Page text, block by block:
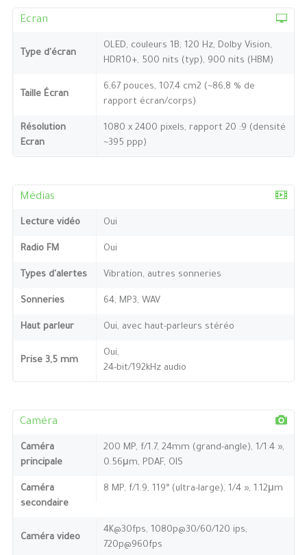
Ecran
Type d'écran
OLED, couleurs 1B, 120 Hz, Dolby Vision,
HDR10+, 500 nits (typ), 900 nits (HBM)
Taille Écran
6,67 pouces, 107,4 cm2 (~86,8 % de
rapport écran/corps)
Résolution
Ecran
1080 x 2400 pixels, rapport 20 :9 (densité
~395 ppp)
Médias
Lecture vidéo Oui
Radio FM Oui
Types d'alertes Vibration, autres sonneries
Sonneries 64, MP3, WAV
Haut parleur Oui, avec haut-parleurs stéréo
Prise 3,5 mm
Oui,
24-bit/192kHz audio
Caméra
Caméra
principale
200 MP, f/1.7, 24mm (grand-angle), 1/1.4 »,
0.56μm, PDAF, OIS
Caméra
secondaire
8 MP, f/1.9, 119° (ultra-large), 1/4 », 1.12μm
Caméra video
4K@30fps, 1080p@30/60/120 ips,
720p@960fps